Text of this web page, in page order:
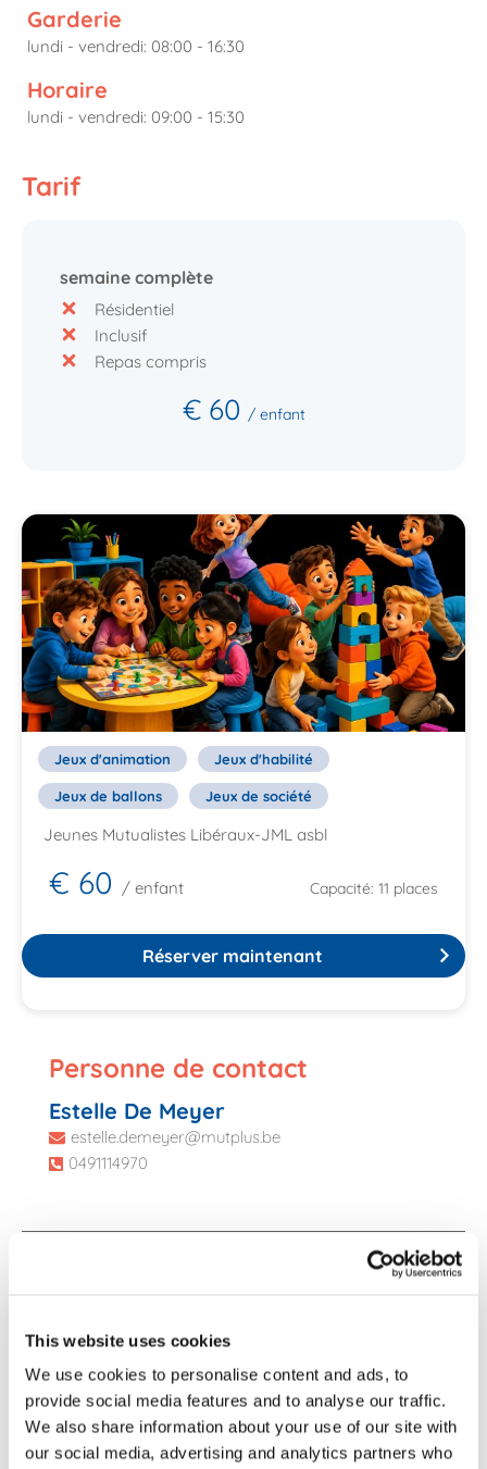
This website uses cookies
We use cookies to personalise content and ads, to
provide social media features and to analyse our traffic.
We also share information about your use of our site with
our social media, advertising and analytics partners who
Garderie
lundi - vendredi: 08:00 - 16:30
Horaire
lundi - vendredi: 09:00 - 15:30
Tarif
semaine complète
Résidentiel
Inclusif
Repas compris
€ 60 / enfant
Jeux d'animation Jeux d'habilité
Jeux de ballons Jeux de société
Jeunes Mutualistes Libéraux-JML asbl
€ 60 / enfant Capacité: 11 places
Réserver maintenant
Personne de contact
Estelle De Meyer
estelle.demeyer@mutplus.be
0491114970